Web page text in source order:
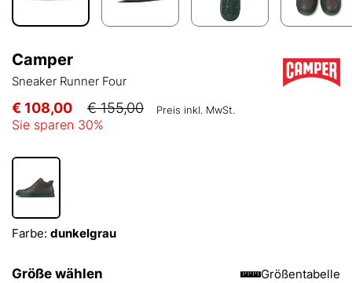
Camper
Sneaker Runner Four
€ 108,00 € 155,00 Preis inkl. MwSt.
Sie sparen 30%
Farbe: dunkelgrau
Größe wählen Größentabelle